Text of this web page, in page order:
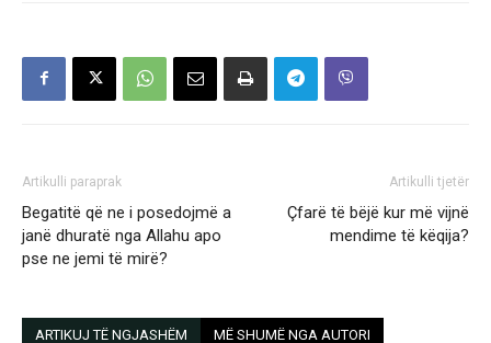
Artikulli paraprak
Begatitë që ne i posedojmë a
janë dhuratë nga Allahu apo
pse ne jemi të mirë?
Artikulli tjetër
Çfarë të bëjë kur më vijnë
mendime të këqija?
ARTIKUJ TË NGJASHËM MË SHUMË NGA AUTORI